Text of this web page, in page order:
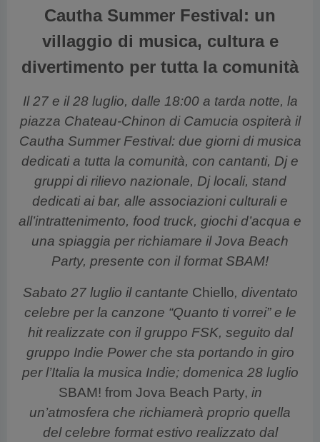
Cautha Summer Festival: un
villaggio di musica, cultura e
divertimento per tutta la comunità
Il 27 e il 28 luglio, dalle 18:00 a tarda notte, la
piazza Chateau-Chinon di Camucia ospiterà il
Cautha Summer Festival: due giorni di musica
dedicati a tutta la comunità, con cantanti, Dj e
gruppi di rilievo nazionale, Dj locali, stand
dedicati ai bar, alle associazioni culturali e
all’intrattenimento, food truck, giochi d’acqua e
una spiaggia per richiamare il Jova Beach
Party, presente con il format SBAM!
Sabato 27 luglio il cantante Chiello, diventato
celebre per la canzone “Quanto ti vorrei” e le
hit realizzate con il gruppo FSK, seguito dal
gruppo Indie Power che sta portando in giro
per l’Italia la musica Indie; domenica 28 luglio
SBAM! from Jova Beach Party, in
un’atmosfera che richiamerà proprio quella
del celebre format estivo realizzato dal